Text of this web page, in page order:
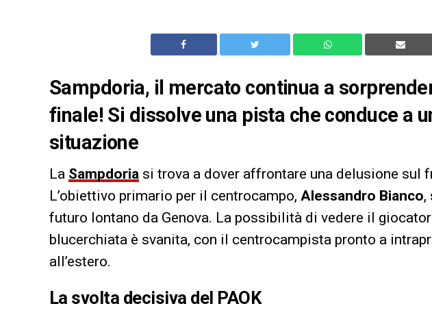
Sampdoria, il mercato continua a
finale! Si dissolve una pista che conduce a
situazione
La Sampdoria si trova a dover affrontare una delusione sul
L’obiettivo primario per il centrocampo, Alessandro Bianco,
futuro lontano da Genova. La possibilità di vedere il
blucerchiata è svanita, con il centrocampista pronto a
all’estero.
La svolta decisiva del PAOK